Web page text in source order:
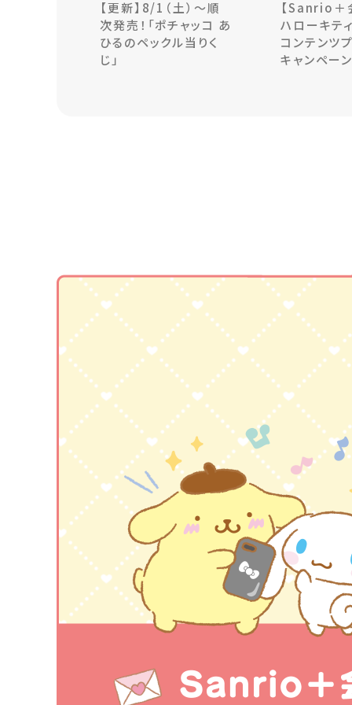
【更新】8/1（土）～順
次発売！「ポチャッコ あ
ひるのペックル当りく
じ」
【Sanrio＋
ハローキテ
コンテンツ
キャンペー